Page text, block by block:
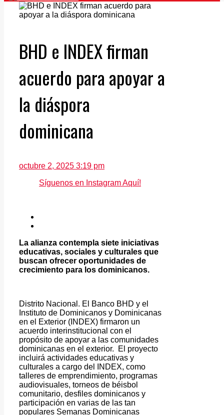
BHD e INDEX firman
acuerdo para apoyar a
la diáspora
dominicana
octubre 2, 2025 3:19 pm
Síguenos en Instagram Aquí!
La alianza contempla siete iniciativas
educativas, sociales y culturales que
buscan ofrecer oportunidades de
crecimiento para los dominicanos.
Distrito Nacional. El Banco BHD y el
Instituto de Dominicanos y Dominicanas
en el Exterior (INDEX) firmaron un
acuerdo interinstitucional con el
propósito de apoyar a las comunidades
dominicanas en el exterior. El proyecto
incluirá actividades educativas y
culturales a cargo del INDEX, como
talleres de emprendimiento, programas
audiovisuales, torneos de béisbol
comunitario, desfiles dominicanos y
participación en varias de las tan
populares Semanas Dominicanas